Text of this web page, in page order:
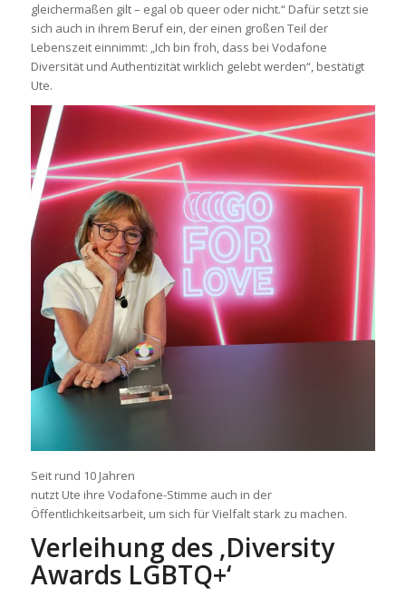
gleichermaßen gilt – egal ob queer oder nicht.“ Dafür setzt sie
sich auch in ihrem Beruf ein, der einen großen Teil der
Lebenszeit einnimmt: „Ich bin froh, dass bei Vodafone
Diversität und Authentizität wirklich gelebt werden“, bestätigt
Ute.
Seit rund 10 Jahren
nutzt Ute ihre Vodafone-Stimme auch in der
Öffentlichkeitsarbeit, um sich für Vielfalt stark zu machen.
Verleihung des ‚Diversity
Awards LGBTQ+‘